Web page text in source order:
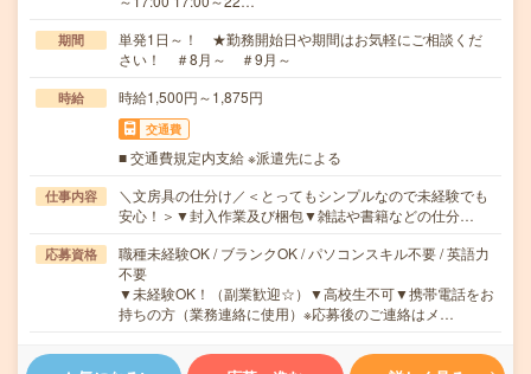
期間
単発1日～！ ★勤務開始日や期間はお気軽にご相談くだ
さい！ ＃8月～ ＃9月～
時給 時給1,500円～1,875円
交通費
■ 交通費規定内支給 ※派遣先による
仕事内容
＼文房具の仕分け／＜とってもシンプルなので未経験でも
安心！＞▼封入作業及び梱包▼雑誌や書籍などの仕分…
応募資格
職種未経験OK / ブランクOK / パソコンスキル不要 / 英語力
不要
▼未経験OK！（副業歓迎☆）▼高校生不可▼携帯電話をお
持ちの方（業務連絡に使用）※応募後のご連絡はメ…